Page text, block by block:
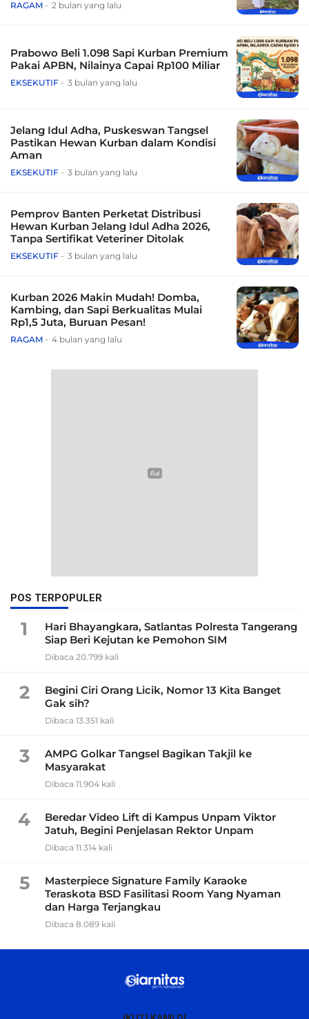
RAGAM 2 bulan yang lalu
Prabowo Beli 1.098 Sapi Kurban Premium
Pakai APBN, Nilainya Capai Rp100 Miliar
EKSEKUTIF 3 bulan yang lalu
Jelang Idul Adha, Puskeswan Tangsel
Pastikan Hewan Kurban dalam Kondisi
Aman
EKSEKUTIF 3 bulan yang lalu
Pemprov Banten Perketat Distribusi
Hewan Kurban Jelang Idul Adha 2026,
Tanpa Sertifikat Veteriner Ditolak
EKSEKUTIF 3 bulan yang lalu
Kurban 2026 Makin Mudah! Domba,
Kambing, dan Sapi Berkualitas Mulai
Rp1,5 Juta, Buruan Pesan!
RAGAM 4 bulan yang lalu
POS TERPOPULER
1
Hari Bhayangkara, Satlantas Polresta Tangerang
Siap Beri Kejutan ke Pemohon SIM
Dibaca 20.799 kali
2
Begini Ciri Orang Licik, Nomor 13 Kita Banget
Gak sih?
Dibaca 13.351 kali
3
AMPG Golkar Tangsel Bagikan Takjil ke
Masyarakat
Dibaca 11.904 kali
4
Beredar Video Lift di Kampus Unpam Viktor
Jatuh, Begini Penjelasan Rektor Unpam
Dibaca 11.314 kali
5
Masterpiece Signature Family Karaoke
Teraskota BSD Fasilitasi Room Yang Nyaman
dan Harga Terjangkau
Dibaca 8.089 kali